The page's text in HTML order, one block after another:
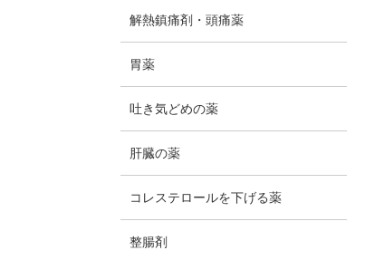
解熱鎮痛剤・頭痛薬
胃薬
吐き気どめの薬
肝臓の薬
コレステロールを下げる薬
整腸剤